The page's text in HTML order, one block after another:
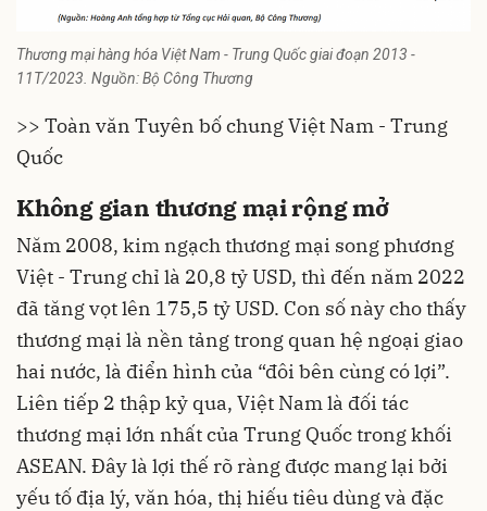
Thương mại hàng hóa Việt Nam - Trung Quốc giai đoạn 2013 -
11T/2023. Nguồn: Bộ Công Thương
>> Toàn văn Tuyên bố chung Việt Nam - Trung
Quốc
Không gian thương mại rộng mở
Năm 2008, kim ngạch thương mại song phương
Việt - Trung chỉ là 20,8 tỷ USD, thì đến năm 2022
đã tăng vọt lên 175,5 tỷ USD. Con số này cho thấy
thương mại là nền tảng trong quan hệ ngoại giao
hai nước, là điển hình của “đôi bên cùng có lợi”.
Liên tiếp 2 thập kỷ qua, Việt Nam là đối tác
thương mại lớn nhất của Trung Quốc trong khối
ASEAN. Đây là lợi thế rõ ràng được mang lại bởi
yếu tố địa lý, văn hóa, thị hiếu tiêu dùng và đặc